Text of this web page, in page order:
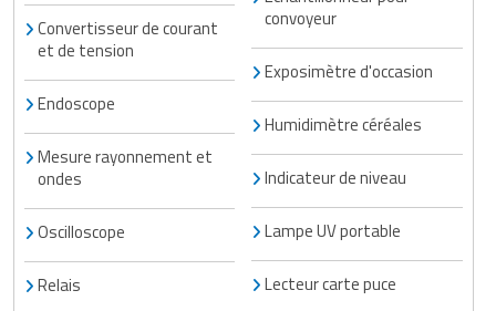
Ustensile cuisine professionnel
Vêtements personnalisés
Vitrines pour magasin
Traitement de l'air
Traitement des eaux
Trancheuse professionnelle
Transformateur électrique
Tubes et profilés
Tuyau flexible
Tapis de bureau
Tapis et caillebotis
Traitement des surfaces
Traitement du linge
Vestiaires et casiers
Equipements de football
Equipements de karting
Equipements pour patinage
Equipements pour roller
Equipements pour skateboard
Equipements pour stade et terrain
Pétrin professionnel
Piano de cuisson
Plats et plateaux
Pompes à sauce
Portes commandes restaurant
Présentoir pour restaurant
Convertisseur de courant
et de tension
Endoscope
Mesure rayonnement et
ondes
Oscilloscope
Relais
convoyeur
Exposimètre d'occasion
Humidimètre céréales
Indicateur de niveau
Lampe UV portable
Lecteur carte puce